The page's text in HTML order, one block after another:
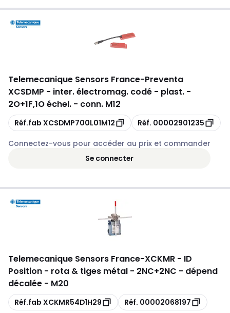
Telemecanique Sensors France-Preventa
XCSDMP - inter. électromag. codé - plast. -
2O+1F,1O échel. - conn. M12
Copie
Réf.fab XCSDMP700L01M12 Copie
Réf. 00002901235
Connectez-vous pour accéder au prix et commander
Se connecter
Telemecanique Sensors France-XCKMR - ID
Position - rota & tiges métal - 2NC+2NC - dépend
décalée - M20
Copie
Réf.fab XCKMR54D1H29 Copie
Réf. 00002068197